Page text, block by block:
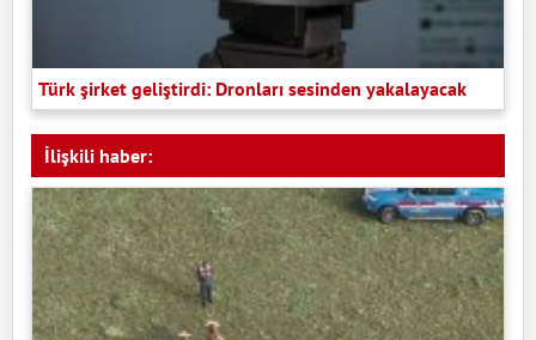
Türk şirket geliştirdi: Dronları sesinden yakalayacak
İlişkili haber: